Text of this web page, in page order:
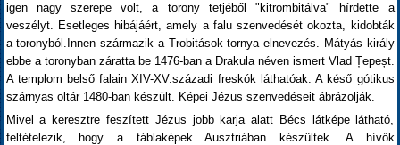
igen nagy szerepe volt, a torony tetjéből "kitrombitálva" hírdette a
veszélyt. Esetleges hibájáért, amely a falu szenvedését okozta, kidobták
a toronyból.Innen származik a Trobitások tornya elnevezés. Mátyás király
ebbe a toronyban záratta be 1476-ban a Drakula néven ismert Vlad Țepeșt.
A templom belső falain XIV-XV.századi freskók láthatóak. A késő gótikus
szárnyas oltár 1480-ban készült. Képei Jézus szenvedéseit ábrázolják.
Mivel a keresztre feszített Jézus jobb karja alatt Bécs látképe látható,
feltételezik, hogy a táblaképek Ausztriában készültek. A hívők